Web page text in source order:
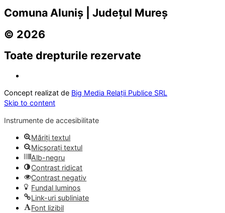
Comuna Aluniș | Județul Mureș
© 2026
Toate drepturile rezervate
Concept realizat de Big Media Relații Publice SRL
Skip to content
Instrumente de accesibilitate
Măriți textul
Micșorați textul
Alb-negru
Contrast ridicat
Contrast negativ
Fundal luminos
Link-uri subliniate
Font lizibil